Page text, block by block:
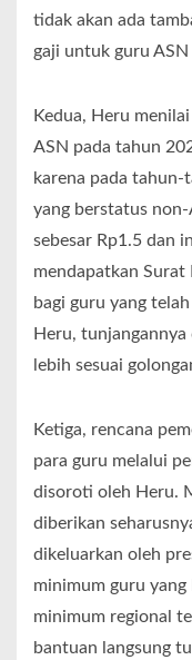
tidak akan ada
gaji untuk guru
Kedua, Heru
ASN pada tahun
karena pada
yang berstatus
sebesar Rp1.5 dan
mendapatkan Surat
bagi guru yang
Heru,
lebih sesuai
Ketiga, rencana
para guru melalui
disoroti oleh Heru.
diberikan
dikeluarkan oleh
minimum guru
minimum regional
bantuan langsung